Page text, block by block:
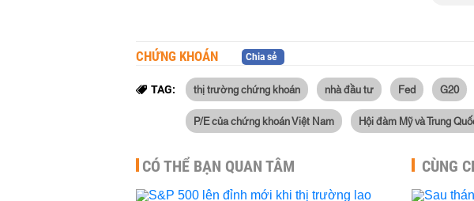
CHỨNG KHOÁN Chia sẻ
TAG: thị trường chứng khoán nhà đầu tư Fed G20
P/E của chứng khoán Việt Nam Hội đàm Mỹ và Trung
CÓ THỂ BẠN QUAN TÂM CÙNG